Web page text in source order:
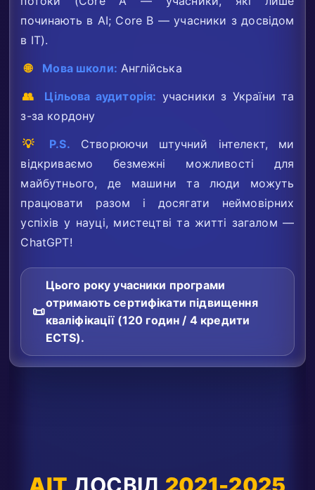
починають в AI; Core B — учасники з досвідом
в ІТ).
🌐
Мова школи: Англійська
👥
Цільова аудиторія: учасники з України та
з-за кордону
💡
P.S. Створюючи штучний інтелект, ми
відкриваємо безмежні можливості для
майбутнього, де машини та люди можуть
працювати разом і досягати неймовірних
успіхів у науці, мистецтві та житті загалом —
ChatGPT!
📜
Цього року учасники програми
отримають сертифікати підвищення
кваліфікації (120 годин / 4 кредити
ECTS).
AIT ДОСВІД 2021-2025